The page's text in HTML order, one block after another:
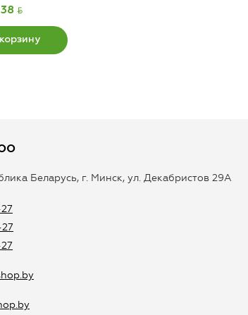
BYN
Беларусь, г. Минск, ул. Декабристов 29А